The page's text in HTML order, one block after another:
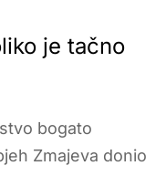
je tačno
bogato
Zmajeva donio